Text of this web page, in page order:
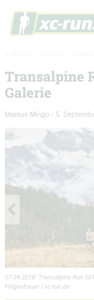
Transalpine
Galerie
Markus Mingo - 5.
07.09.2018: Transalpine Run
Felgenhauer / xc-run.de